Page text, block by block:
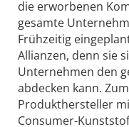
die erworbenen
gesamte
Frühzeitig
Allianzen, denn sie
Unternehmen den
abdecken kann.
Produkthersteller
Consumer-